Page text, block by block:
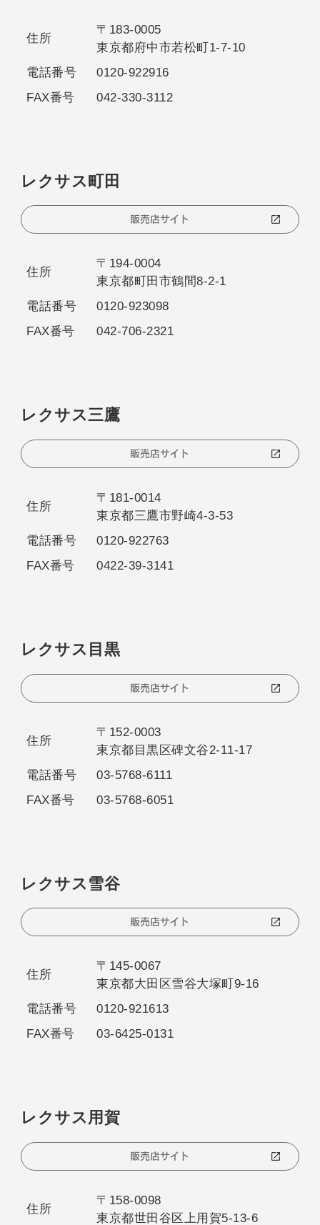
住所
〒183-0005
東京都府中市若松町1-7-10
電話番号 0120-922916
FAX番号 042-330-3112
レクサス町田
販売店サイト
住所
〒194-0004
東京都町田市鶴間8-2-1
電話番号 0120-923098
FAX番号 042-706-2321
レクサス三鷹
販売店サイト
住所
〒181-0014
東京都三鷹市野崎4-3-53
電話番号 0120-922763
FAX番号 0422-39-3141
レクサス目黒
販売店サイト
住所
〒152-0003
東京都目黒区碑文谷2-11-17
電話番号 03-5768-6111
FAX番号 03-5768-6051
レクサス雪谷
販売店サイト
住所
〒145-0067
東京都大田区雪谷大塚町9-16
電話番号 0120-921613
FAX番号 03-6425-0131
レクサス用賀
販売店サイト
住所
〒158-0098
東京都世田谷区上用賀5-13-6